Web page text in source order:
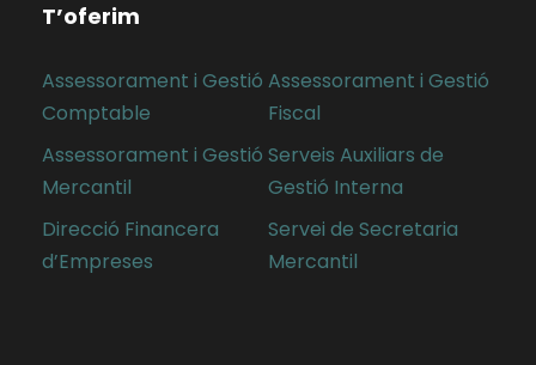
T’oferim
Assessorament i Gestió
Comptable
Assessorament i Gestió
Fiscal
Assessorament i Gestió
Mercantil
Serveis Auxiliars de
Gestió Interna
Direcció Financera
d’Empreses
Servei de Secretaria
Mercantil